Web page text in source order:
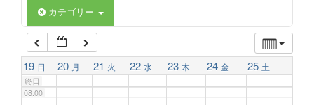
カテゴリー
19 日 20 月 21 火 22 水 23 木 24 金 25 土
終日
06:00
07:00
08:00